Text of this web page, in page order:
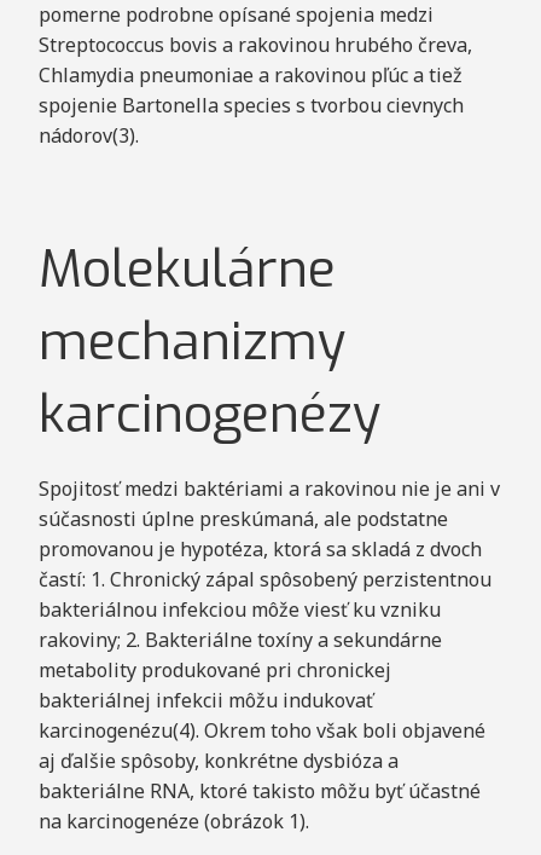
pomerne podrobne opísané spojenia medzi
Streptococcus bovis a rakovinou hrubého čreva,
Chlamydia pneumoniae a rakovinou pľúc a tiež
spojenie Bartonella species s tvorbou cievnych
nádorov(3).
Molekulárne
mechanizmy
karcinogenézy
Spojitosť medzi baktériami a rakovinou nie je ani v
súčasnosti úplne preskúmaná, ale podstatne
promovanou je hypotéza, ktorá sa skladá z dvoch
častí: 1. Chronický zápal spôsobený perzistentnou
bakteriálnou infekciou môže viesť ku vzniku
rakoviny; 2. Bakteriálne toxíny a sekundárne
metabolity produkované pri chronickej
bakteriálnej infekcii môžu indukovať
karcinogenézu(4). Okrem toho však boli objavené
aj ďalšie spôsoby, konkrétne dysbióza a
bakteriálne RNA, ktoré takisto môžu byť účastné
na karcinogenéze (obrázok 1).